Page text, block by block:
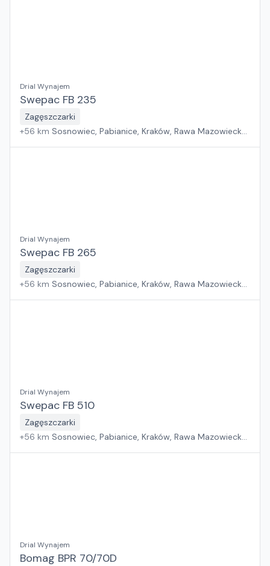
Drial Wynajem
Swepac FB 235
Zagęszczarki
+56 km Sosnowiec, Pabianice, Kraków, Rawa Mazowiecka,
Drial Wynajem
Swepac FB 265
Zagęszczarki
+56 km Sosnowiec, Pabianice, Kraków, Rawa Mazowiecka,
Drial Wynajem
Swepac FB 510
Zagęszczarki
+56 km Sosnowiec, Pabianice, Kraków, Rawa Mazowiecka,
Drial Wynajem
Bomag BPR 70/70D